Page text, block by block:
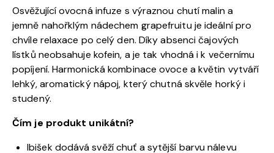
Osvěžující ovocná infuze s výraznou chutí malin a
jemně nahořklým nádechem grapefruitu je ideální pro
chvíle relaxace po celý den. Díky absenci čajových
lístků neobsahuje kofein, a je tak vhodná i k večernímu
popíjení. Harmonická kombinace ovoce a květin vytváří
lehký, aromatický nápoj, který chutná skvěle horký i
studený.
Čím je produkt unikátní?
Ibišek dodává svěží chuť a sytější barvu nálevu